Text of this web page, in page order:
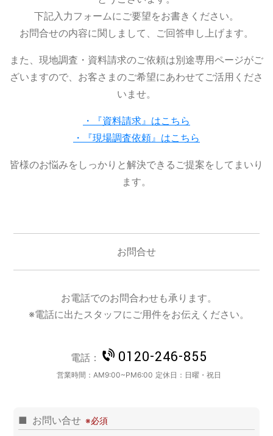
下記入力フォームにご要望をお書きください。
お問合せの内容に関しまして、ご回答申し上げます。
また、現地調査・資料請求のご依頼は別途専用ページがご
ざいますので、お客さまのご希望にあわせてご活用くださ
いませ。
・『資料請求』はこちら
・『現場調査依頼』はこちら
皆様のお悩みをしっかりと解決できるご提案をしてまいり
ます。
お問合せ
お電話でのお問合わせも承ります。
※電話に出たスタッフにご用件をお伝えください。
電話： 0120-246-855
営業時間：AM9:00~PM6:00 定休日： 日曜・祝日
お問い合せ